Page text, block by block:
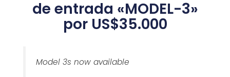
de entrada «MODEL-3»
por US$35.000
Model 3s now available